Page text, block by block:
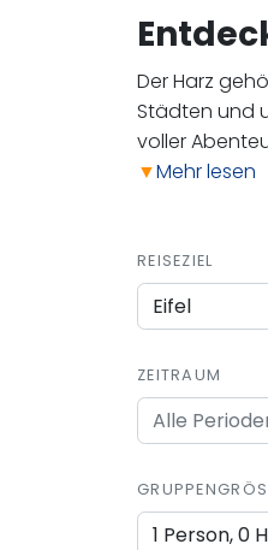
Der Harz
Städten und
voller
▼Mehr lesen
REISEZIEL
ZEITRAUM
1 Person, 0